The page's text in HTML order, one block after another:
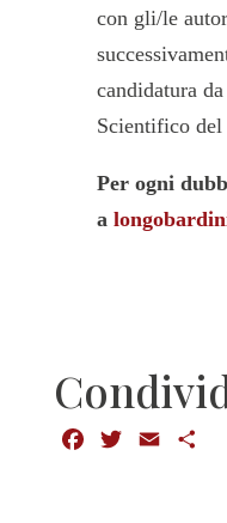
con gli/le
candidatura
Scientifico del
Per ogni
a
Facebook
Twitter
Email